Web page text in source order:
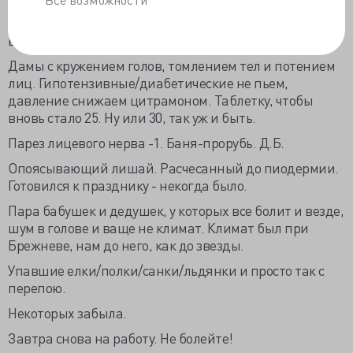
Девочка с РС. Или не с РС. Денег на МРТ нет. В
взамуж.
Дамы с кружением голов, томлением тел и потением
лиц. Гипотензивные/диабетические не пьем,
давление снижаем цитрамоном. Таблетку, чтобы
вновь стало 25. Ну или 30, так уж и быть.
Парез лицевого нерва -1. Баня-прорубь. Д.Б.
Опоясывающий лишай. Расчесанный до пиодермии.
Готовился к празднику - некогда было.
Пара бабушек и дедушек, у которых все болит и везде,
шум в голове и ваще не климат. Климат был при
Брежневе, нам до него, как до звезды.
Упавшие елки/полки/санки/льдянки и просто так с
перепою.
Некоторых забыла.
Завтра снова на работу. Не болейте!